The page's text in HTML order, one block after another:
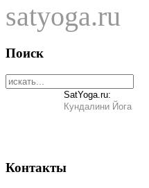
satyoga.ru
Поиск
SatYoga.ru:
Кундалини Йога
Контакты